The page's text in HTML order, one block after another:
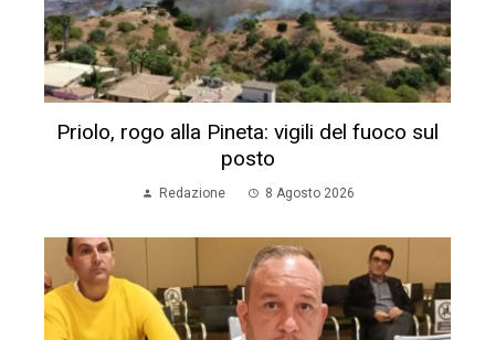
Priolo, rogo alla Pineta: vigili del fuoco sul
posto
Redazione 8 Agosto 2026